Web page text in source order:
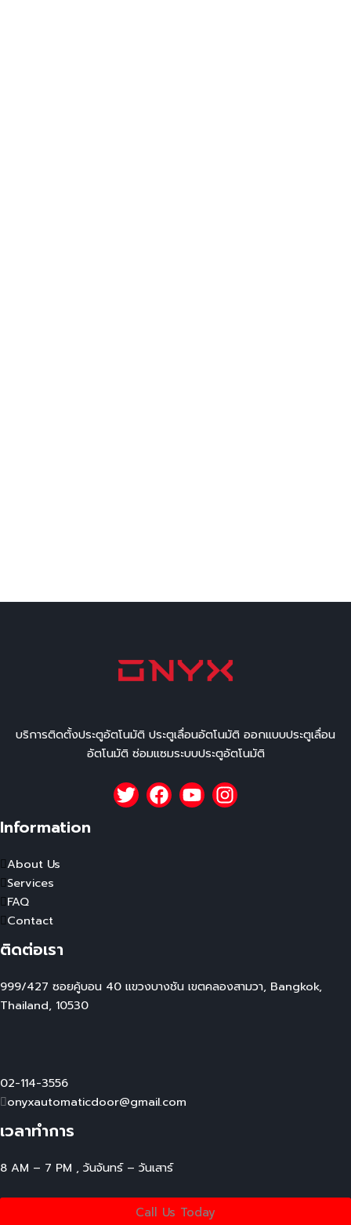
บริการติดตั้งประตูอัตโนมัติ ประตูเลื่อนอัตโนมัติ ออกแบบประตูเลื่อน
อัตโนมัติ ซ่อมแซมระบบประตูอัตโนมัติ
Information
About Us
Services
FAQ
Contact
ติดต่อเรา
999/427 ซอยคู้บอน 40 แขวงบางชัน เขตคลองสามวา, Bangkok,
Thailand, 10530
02-114-3556
onyxautomaticdoor@gmail.com
เวลาทำการ
8 AM – 7 PM , วันจันทร์ – วันเสาร์
Call Us Today